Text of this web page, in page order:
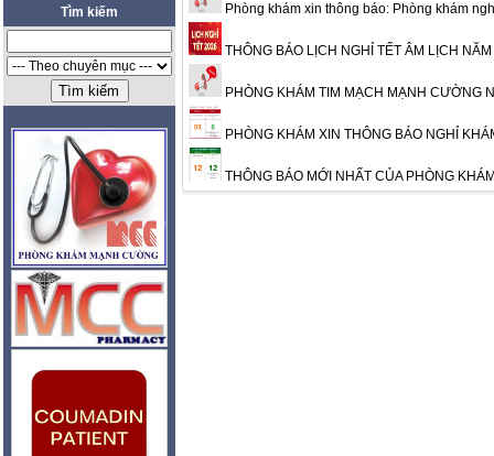
Tìm kiếm Phòng khám xin thông báo: Phòng khám
THÔNG BÁO LỊCH NGHỈ TẾT ÂM LỊCH
PHÒNG KHÁM TIM MẠCH MẠNH CƯỜNG
PHÒNG KHÁM XIN THÔNG BÁO NGHỈ
THÔNG BÁO MỚI NHẤT CỦA PHÒNG